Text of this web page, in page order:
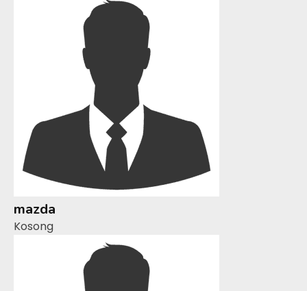
mazda
Kosong